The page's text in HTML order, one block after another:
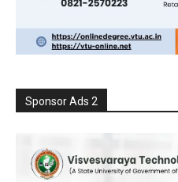
Sponsor Ads 2